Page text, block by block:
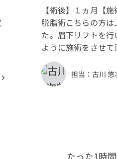
【術後】１ヵ月【
脱脂術こちらの方
た。眉下リフトを
ように施術をさせて
担当：古川 悠
たった1時